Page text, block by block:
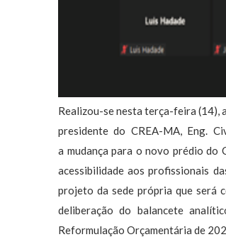
Realizou-se nesta terça-feira (14),
presidente do CREA-MA, Eng.
a mudança para o novo prédio do
acessibilidadeaos profissionais
projeto dasede própria que será
deliberação do balancete
Reformulação Orçamentária de